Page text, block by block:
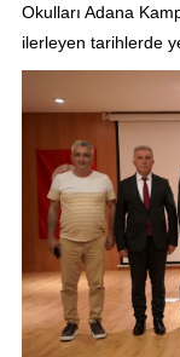
Okulları Adana
ilerleyen tarihlerde